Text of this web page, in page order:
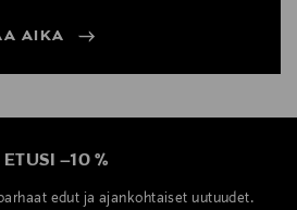
AIKA
ETUSI –10 %
edut ja ajankohtaiset uutuudet.